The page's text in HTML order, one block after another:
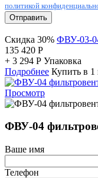
политикой
Отправить
Скидка 30% ФВУ-03-
135 420 Р
+ 3 294 Р Упаковка
Подробнее Купить в 1
Просмотр
ФВУ-04
Ваше имя
Телефон